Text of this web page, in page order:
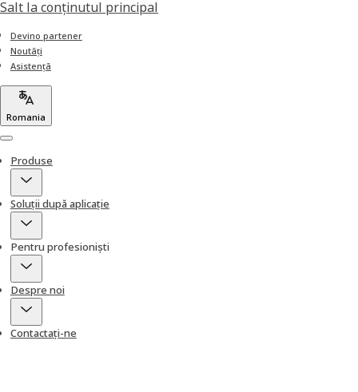
Salt la conţinutul principal
Devino partener
Noutăți
Asistență
Romania
Menu
Produse
Soluții după aplicație
Pentru profesioniști
Despre noi
Contactați-ne